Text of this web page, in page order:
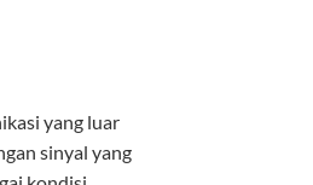
yang luar
sinyal yang